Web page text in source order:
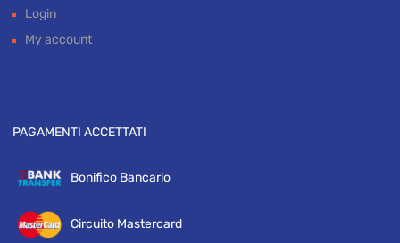
Login
My account
PAGAMENTI ACCETTATI
Bonifico Bancario
Circuito Mastercard